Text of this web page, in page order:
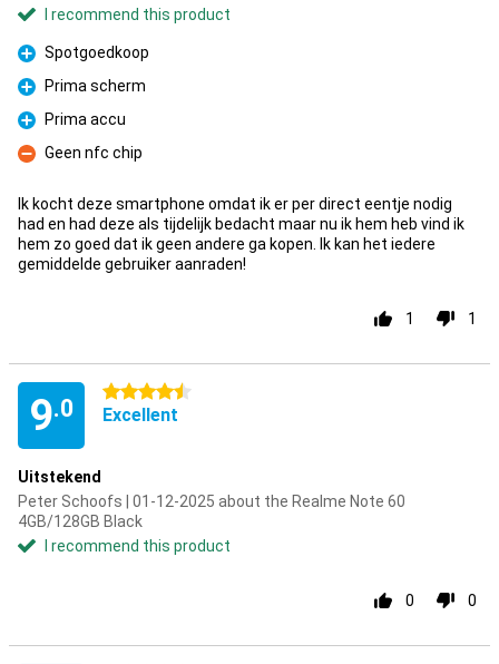
I recommend this product
Pro
Spotgoedkoop
Pro
Prima scherm
Pro
Prima accu
Con
Geen nfc chip
Ik kocht deze smartphone omdat ik er per direct eentje nodig
had en had deze als tijdelijk bedacht maar nu ik hem heb vind ik
hem zo goed dat ik geen andere ga kopen. Ik kan het iedere
gemiddelde gebruiker aanraden!
1 1
9.0
4.5 stars
Excellent
Uitstekend
Peter Schoofs | 01-12-2025 about the Realme Note 60
4GB/128GB Black
I recommend this product
0 0